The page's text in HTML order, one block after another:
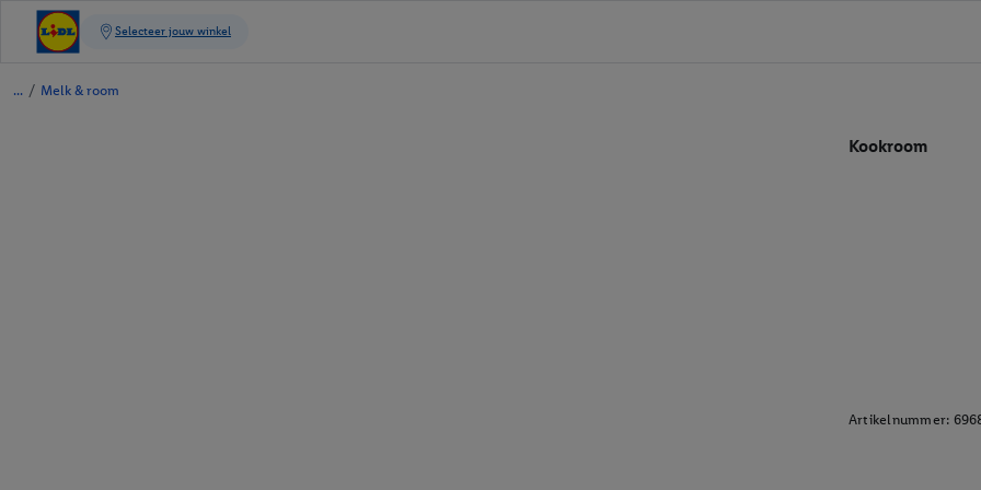
/ Melk & room
Kookroom
Artikelnummer: